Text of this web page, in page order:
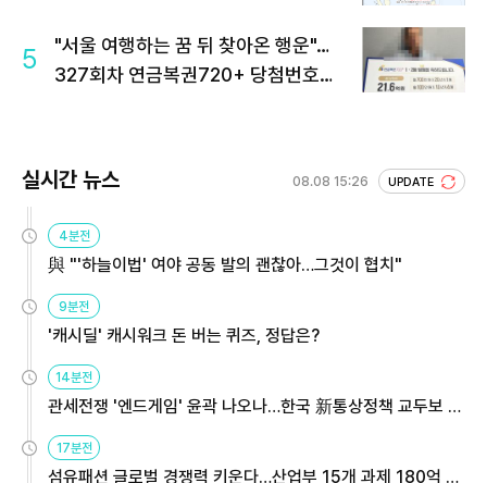
5
"서울 여행하는 꿈 뒤 찾아온 행운"…
327회차 연금복권720+ 당첨번호조
실시간 뉴스 08.08 15:26 UPDATE
4분전
與 "'하늘이법' 여야 공동 발의 괜찮아…그것이 협치"
9분전
'캐시딜' 캐시워크 돈 버는 퀴즈, 정답은?
14분전
관세전쟁 '엔드게임' 윤곽 나오나…한국 新통상정책 교두보 활
17분전
섬유패션 글로벌 경쟁력 키운다…산업부 15개 과제 180억 지